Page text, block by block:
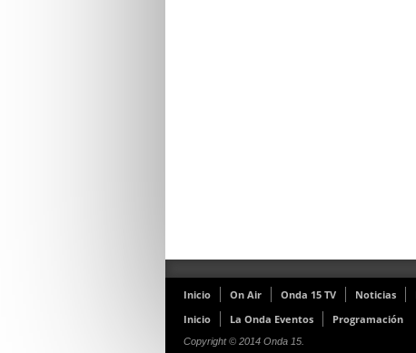
Inicio On Air Onda 15 TV Noticias
Inicio
La Onda Eventos Programación
Copyright © 2014 Onda 15.